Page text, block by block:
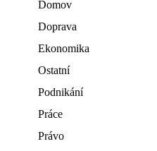
Domov
Doprava
Ekonomika
Ostatní
Podnikání
Práce
Právo